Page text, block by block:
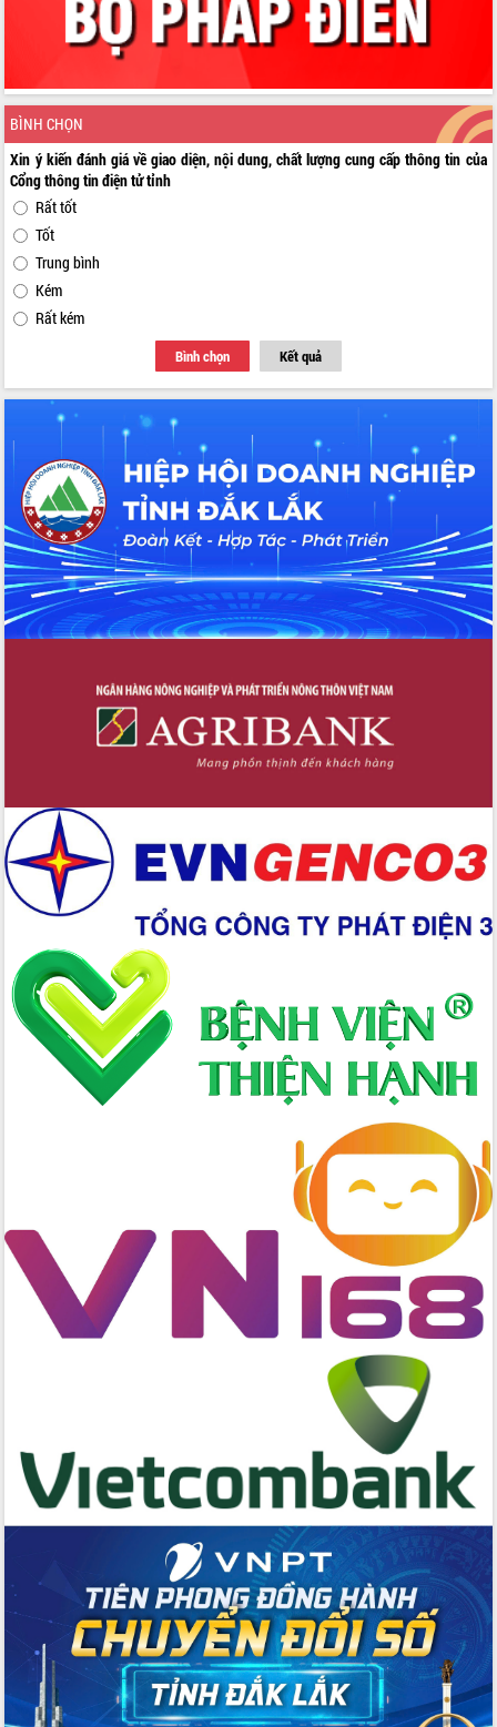
BÌNH CHỌN
Xin ý kiến đánh giá về giao diện, nội dung, chất lượng cung cấp thông tin của
Cổng thông tin điện tử tỉnh
Rất tốt
Tốt
Trung bình
Kém
Rất kém
Bình chọn Kết quả